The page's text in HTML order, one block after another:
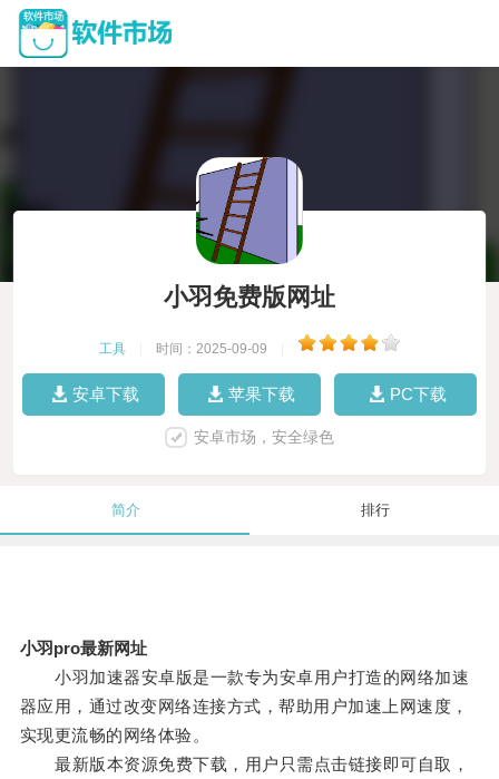
小羽免费版网址
工具 时间：2025-09-09
安卓下载 苹果下载 PC下载
安卓市场，安全绿色
简介 排行
小羽pro最新网址
小羽加速器安卓版是一款专为安卓用户打造的网络加速
器应用，通过改变网络连接方式，帮助用户加速上网速度，
实现更流畅的网络体验。
最新版本资源免费下载，用户只需点击链接即可自取，